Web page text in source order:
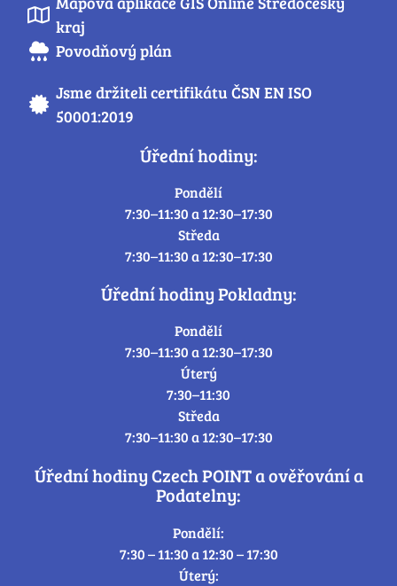
kraj
Povodňový plán
Jsme držiteli certifikátu ČSN EN ISO
50001:2019
Úřední hodiny:
Pondělí
7:30–11:30 a 12:30–17:30
Středa
7:30–11:30 a 12:30–17:30
Úřední hodiny Pokladny:
Pondělí
7:30–11:30 a 12:30–17:30
Úterý
7:30–11:30
Středa
7:30–11:30 a 12:30–17:30
Úřední hodiny Czech POINT a ověřování a
Podatelny:
Pondělí:
7:30 – 11:30 a 12:30 – 17:30
Úterý: